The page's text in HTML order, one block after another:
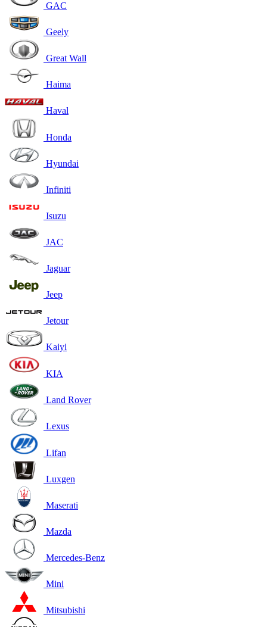
GAC
Geely
Great Wall
Haima
Haval
Honda
Hyundai
Infiniti
Isuzu
JAC
Jaguar
Jeep
Jetour
Kaiyi
KIA
Land Rover
Lexus
Lifan
Luxgen
Maserati
Mazda
Mercedes-Benz
Mini
Mitsubishi